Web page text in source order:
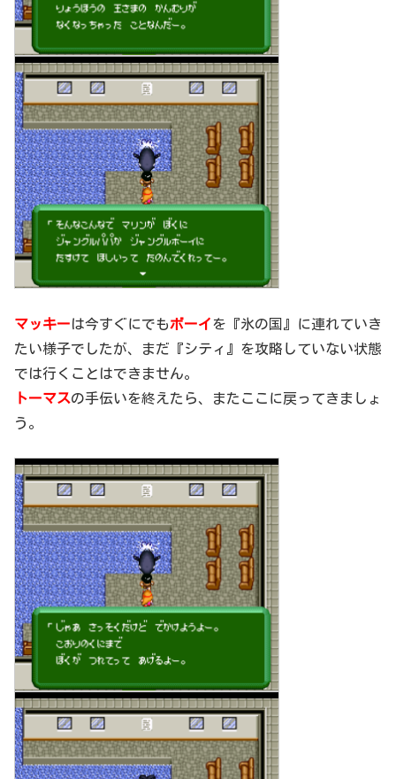
マッキーは今すぐにでもボーイを『氷の国』に連れていき
たい様子でしたが、まだ『シティ』を攻略していない状態
では行くことはできません。
トーマスの手伝いを終えたら、またここに戻ってきましょ
う。